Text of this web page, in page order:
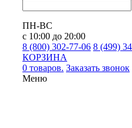
ПН-ВС
с 10:00 до 20:00
8 (800) 302-77-06 8 (499)
КОРЗИНА
0 товаров. Заказать звонок
Меню